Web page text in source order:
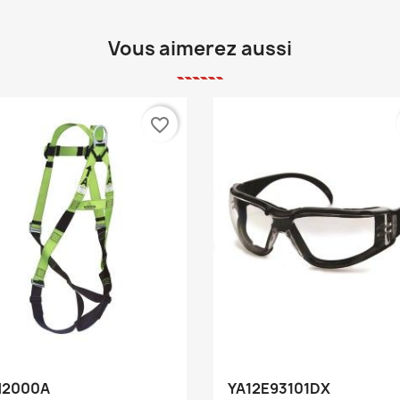
Vous aimerez aussi
Aperçu rapide
favorite_border
Aperçu rapide
YA12E93101DX